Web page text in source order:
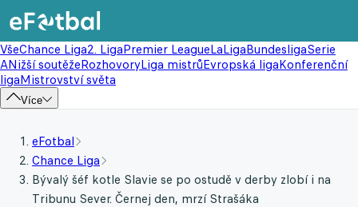
VšeChance Liga2. LigaPremier LeagueLaLigaBundesligaSerie
ANižší soutěžeRozhovoryLiga mistrůEvropská ligaKonferenční
ligaMistrovství světa
Více
eFotbal
Chance Liga
Bývalý šéf kotle Slavie se po ostudě v derby zlobí i na
Tribunu Sever. Černej den, mrzí Strašáka